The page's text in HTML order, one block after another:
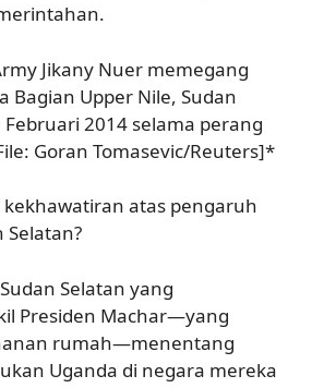
Jikany Nuer memegang
Bagian Upper Nile, Sudan
Februari 2014 selama perang
Goran Tomasevic/Reuters]*
atas pengaruh
Selatan?
Selatan yang
Presiden Machar—yang
rumah—menentang
Uganda di negara mereka